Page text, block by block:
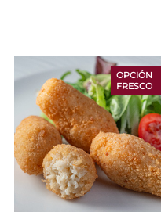
OPCIÓN
FRESCO